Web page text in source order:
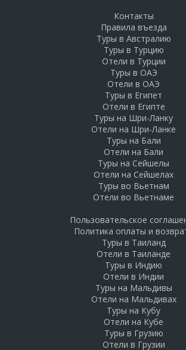
Контакты
Правила въезда
Туры в Австралию
Туры в Турцию
Отели в Турции
Туры в ОАЭ
Отели в ОАЭ
Туры в Египет
Отели в Египте
Туры на Шри-Ланку
Отели на Шри-Ланке
Туры на Бали
Отели на Бали
Туры на Сейшелы
Отели на Сейшелах
Туры во Вьетнам
Отели во Вьетнаме
Пользовательское
Политика оплаты и
Туры в Таиланд
Отели в Таиланде
Туры в Индию
Отели в Индии
Туры на Мальдивы
Отели на Мальдивах
Туры на Кубу
Отели на Кубе
Туры в Грузию
Отели в Грузии